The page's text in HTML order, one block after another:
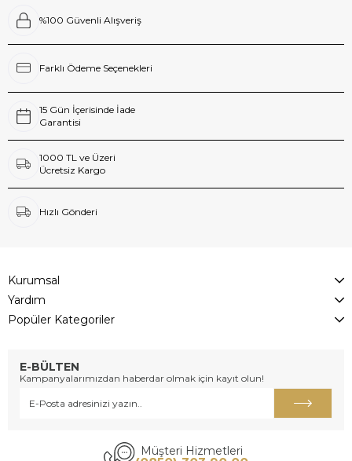
%100 Güvenli Alışveriş
Farklı Ödeme Seçenekleri
15 Gün İçerisinde İade
Garantisi
1000 TL ve Üzeri
Ücretsiz Kargo
Hızlı Gönderi
Kurumsal
Yardım
Popüler Kategoriler
E-BÜLTEN
Kampanyalarımızdan haberdar olmak için kayıt olun!
Müşteri Hizmetleri